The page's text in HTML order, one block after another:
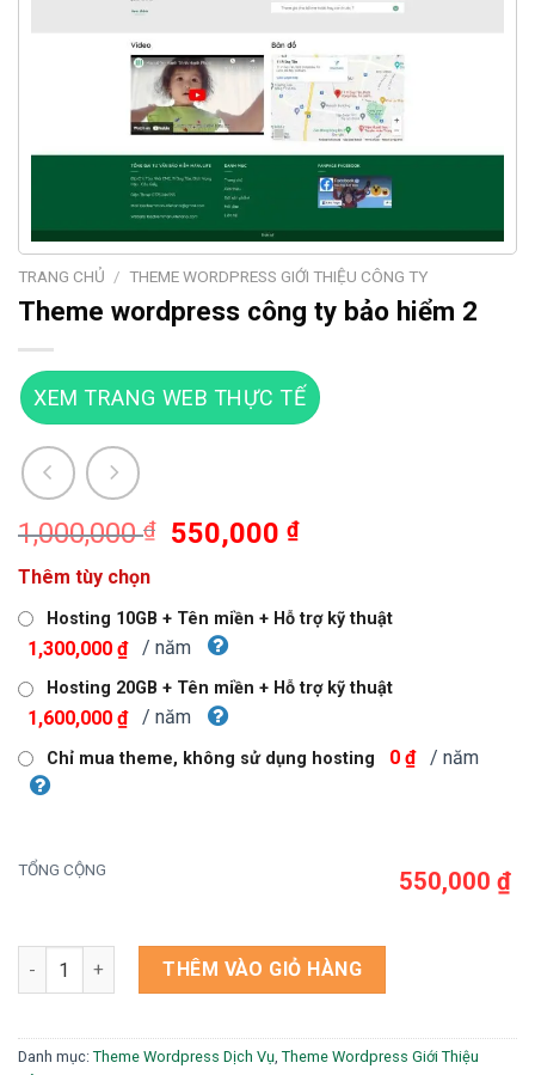
TRANG CHỦ / THEME WORDPRESS GIỚI THIỆU CÔNG TY
Theme wordpress công ty bảo hiểm 2
XEM TRANG WEB THỰC TẾ
1,000,000₫
Giá
1,000,000 ₫.
550,000₫Giá
là:
Thêm tùy chọn
Hosting 10GB + Tên miền + Hỗ trợ kỹ thuật
1,300,000 ₫ / năm
Hosting 20GB + Tên miền + Hỗ trợ kỹ thuật
1,600,000 ₫ / năm
Chỉ mua theme, không sử dụng hosting 0 ₫ / năm
TỔNG CỘNG 550,000 ₫
Theme wordpress công ty bảo hiểm 2 số lượng
THÊM VÀO GIỎ HÀNG
Danh mục: Theme Wordpress Dịch Vụ Theme Wordpress Giới Thiệu